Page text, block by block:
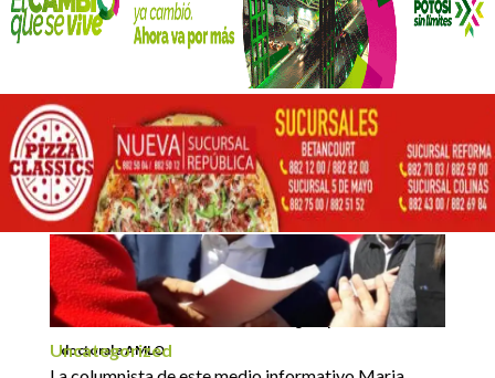
 Inicio 5 Uncategorized 5
Columnista de Arco Informativo entrega copia de sus tesis
doctoral a AMLO
Uncategorized